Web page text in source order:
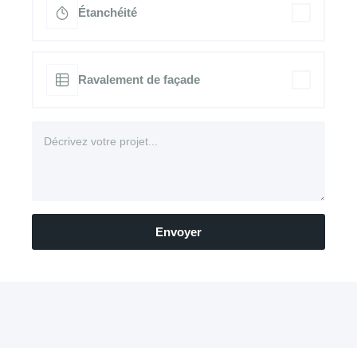
Étanchéité
Ravalement de façade
Envoyer